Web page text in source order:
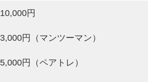
10,000円
3,000円（マンツーマン）
5,000円（ペアトレ）